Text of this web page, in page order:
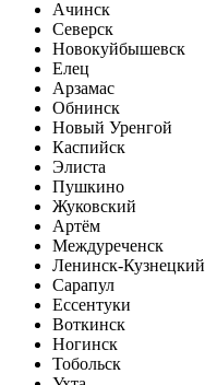
Ачинск
Северск
Новокуйбышевск
Елец
Арзамас
Обнинск
Новый Уренгой
Каспийск
Элиста
Пушкино
Жуковский
Артём
Междуреченск
Ленинск-Кузнецкий
Сарапул
Ессентуки
Воткинск
Ногинск
Тобольск